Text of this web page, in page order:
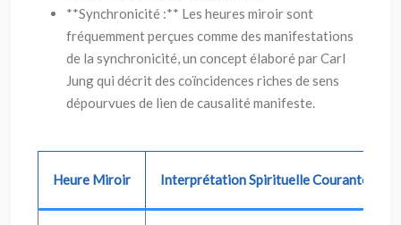
**Synchronicité :** Les heures miroir sont
fréquemment perçues comme des manifestations
de la synchronicité, un concept élaboré par Carl
Jung qui décrit des coïncidences riches de sens
dépourvues de lien de causalité manifeste.
Heure Miroir Interprétation Spirituelle Courante